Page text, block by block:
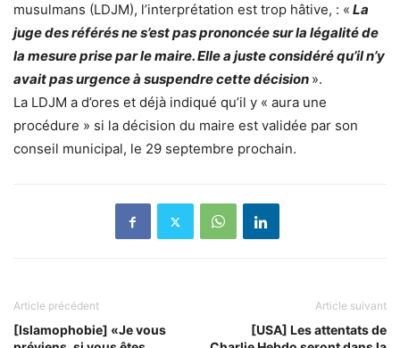
musulmans (LDJM), l’interprétation est trop hâtive, : « La
juge des référés ne s’est pas prononcée sur la légalité de
la mesure prise par le maire. Elle a juste considéré qu’il n’y
avait pas urgence à suspendre cette décision ».
La LDJM a d’ores et déjà indiqué qu’il y « aura une
procédure » si la décision du maire est validée par son
conseil municipal, le 29 septembre prochain.
Article précédent
[Islamophobie] «Je vous
Article suivant
[USA] Les attentats de